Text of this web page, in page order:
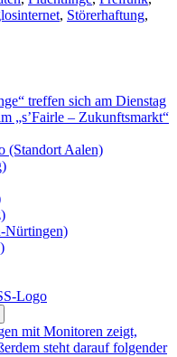
, Störerhaftung,
treffen sich am Dienstag
„s’Fairle – Zukunftsmarkt“